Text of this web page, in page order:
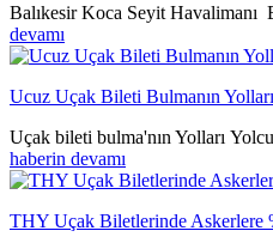
Balıkesir Koca Seyit Havalimanı
devamı
Ucuz Uçak Bileti Bulmanın Yolları
Uçak bileti bulma'nın Yolları
haberin devamı
THY Uçak Biletlerinde Askerlere